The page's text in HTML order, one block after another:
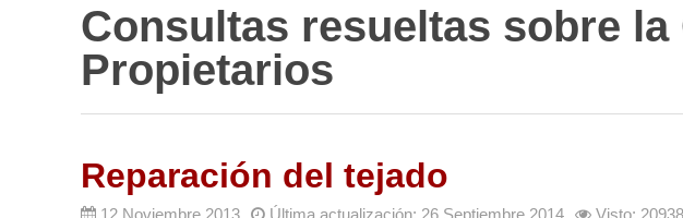
Consultas resueltas sobre la
Propietarios
Reparación del tejado
12 Noviembre 2013 Última actualización: 26 Septiembre 2014 Visto: 20938